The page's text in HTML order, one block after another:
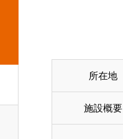
所在地
施設概要